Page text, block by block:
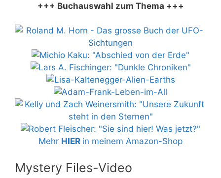
+++ Buchauswahl zum Thema +++
Mehr HIER in meinem Amazon-Shop
Mystery Files-Video